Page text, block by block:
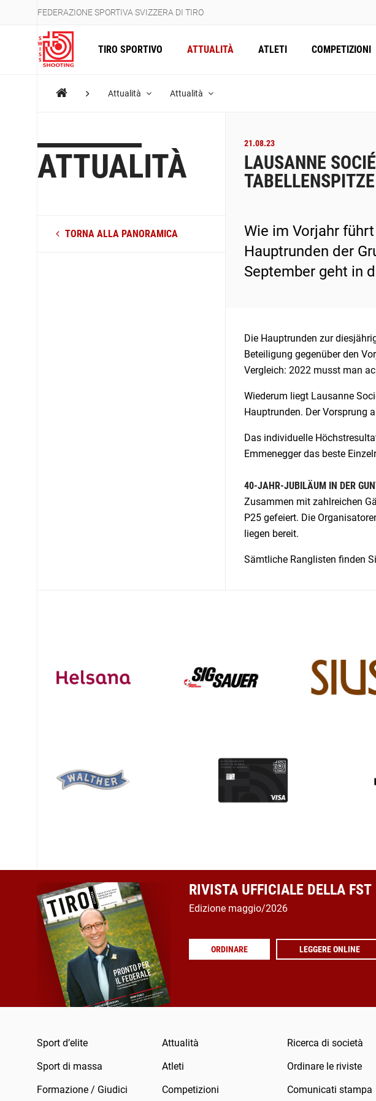
FEDERAZIONE SPORTIVA SVIZZERA DI TIRO
TIRO SPORTIVO ATTUALITÀ ATLETI COMPETIZIONI
Attualità Attualità
ATTUALITÀ
TORNA ALLA PANORAMICA
21.08.23
LAUSANNE
TABELLENSPITZE
Wie im Vorjahr
Hauptrunden der
September geht in
Die Hauptrunden zur
Beteiligung gegenüber den
Vergleich: 2022 musst man
Wiederum liegt Lausanne
Hauptrunden. Der Vorsprung
Das individuelle
Emmenegger das beste
40-JAHR-JUBILÄUM IN DER
Zusammen mit zahlreichen
P25 gefeiert. Die
liegen bereit.
Sämtliche Ranglisten finden
RIVISTA UFFICIALE DELLA FST
Edizione maggio/2026
ORDINARE LEGGERE ONLINE
Sport d’elite
Sport di massa
Formazione / Giudici
Attualità
Atleti
Competizioni
Ricerca di società
Ordinare le riviste
Comunicati stampa